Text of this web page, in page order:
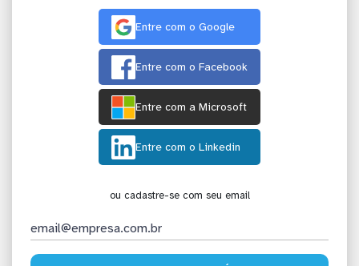
Entre com o Google
Entre com o Facebook
Entre com a Microsoft
Entre com o Linkedin
ou cadastre-se com seu email